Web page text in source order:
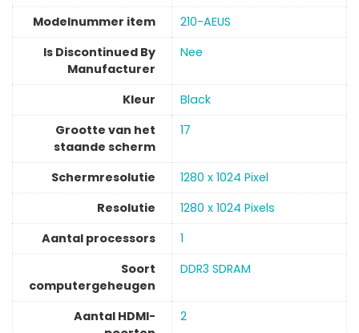
Modelnummer item
‎210-AEUS
Is Discontinued By
Manufacturer
‎Nee
Kleur
Black
Grootte van het
staande scherm
‎17
Schermresolutie
‎1280 x 1024 Pixel
Resolutie
‎1280 x 1024 Pixels
Aantal processors
‎1
Soort
computergeheugen
‎DDR3 SDRAM
Aantal HDMI-
‎2